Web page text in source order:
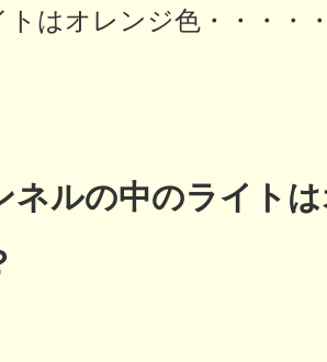
トはオレンジ色・・・・
ネルの中のライト